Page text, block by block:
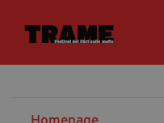
Trame.15
Libri
Homepage